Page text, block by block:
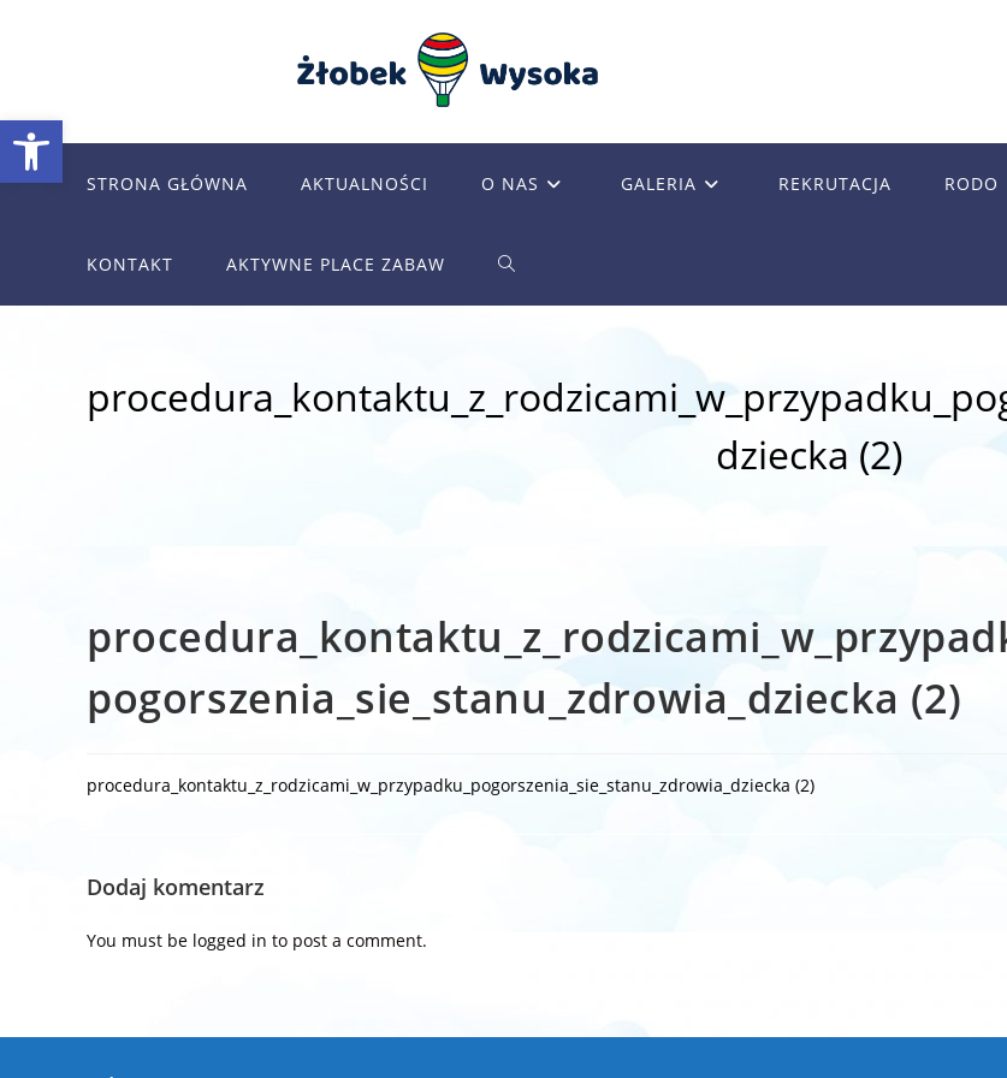
Otwórz pasek narzędzi
STRONA GŁÓWNA AKTUALNOŚCI O NAS GALERIA REKRUTACJA RODO
KONTAKT AKTYWNE PLACE ZABAW TOGGLE
SEARCH
dziecka (2)
pogorszenia_sie_stanu_zdrowia_dziecka (2)
procedura_kontaktu_z_rodzicami_w_przypadku_pogorszenia_sie_stanu_zdrowia_dziecka (2)
Dodaj komentarz
You must be logged in to post a comment.